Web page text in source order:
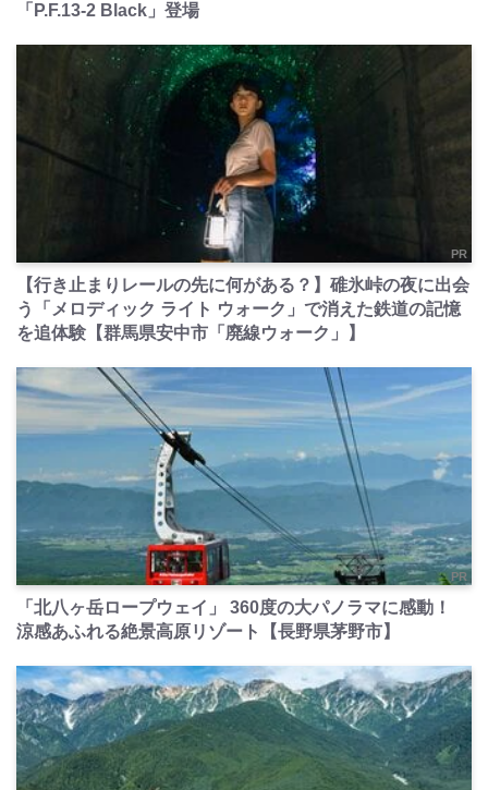
「P.F.13-2 Black」登場
PR
【行き止まりレールの先に何がある？】碓氷峠の夜に出会
う「メロディック ライト ウォーク」で消えた鉄道の記憶
を追体験【群馬県安中市「廃線ウォーク」】
PR
「北八ヶ岳ロープウェイ」 360度の大パノラマに感動！
涼感あふれる絶景高原リゾート【長野県茅野市】